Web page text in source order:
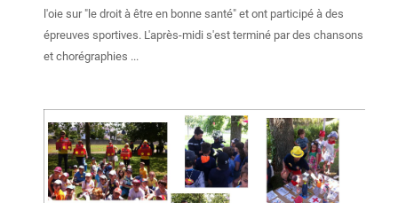
l'oie sur "le droit à être en bonne santé" et ont participé à des
épreuves sportives. L'après-midi s'est terminé par des chansons
et chorégraphies ...